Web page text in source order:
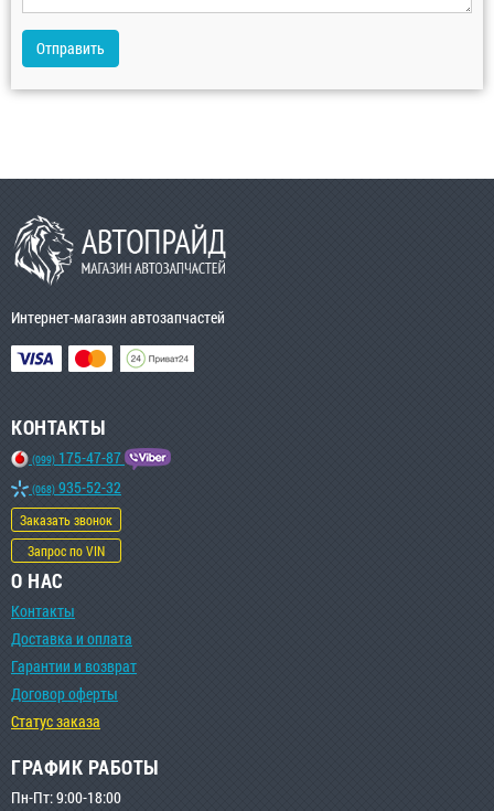
Отправить
Интернет-магазин автозапчастей
КОНТАКТЫ
(099) 175-47-87
(068) 935-52-32
Заказать звонок
Запрос по VIN
О НАС
Контакты
Доставка и оплата
Гарантии и возврат
Договор оферты
Статус заказа
ГРАФИК РАБОТЫ
Пн-Пт: 9:00-18:00